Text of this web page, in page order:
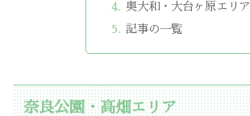
奥大和・大台ヶ原エリア
記事の一覧
奈良公園・高畑エリア